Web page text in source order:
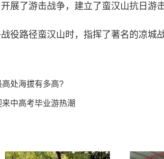
展了游击战争，建立了蛮汉山抗日游
役路径蛮汉山时，指挥了著名的凉城
处海拔有多高?
中高考毕业游热潮